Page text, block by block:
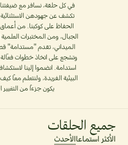
في كل حلقة، نسافر مع
تكشف عن جهودهن
الحفاظ على كوكبنا. من
الجبال، ومن المختبرات
الميداني، تقدم "مستدامة"
وتشجع على اتخاذ خطوات
استدامة. انضموا إلينا
البيئية الفريدة، ولنتعلم معًا
يكون جزءًا من التغيير
جميع الحلقات
الأكثر استماعاالأحدث